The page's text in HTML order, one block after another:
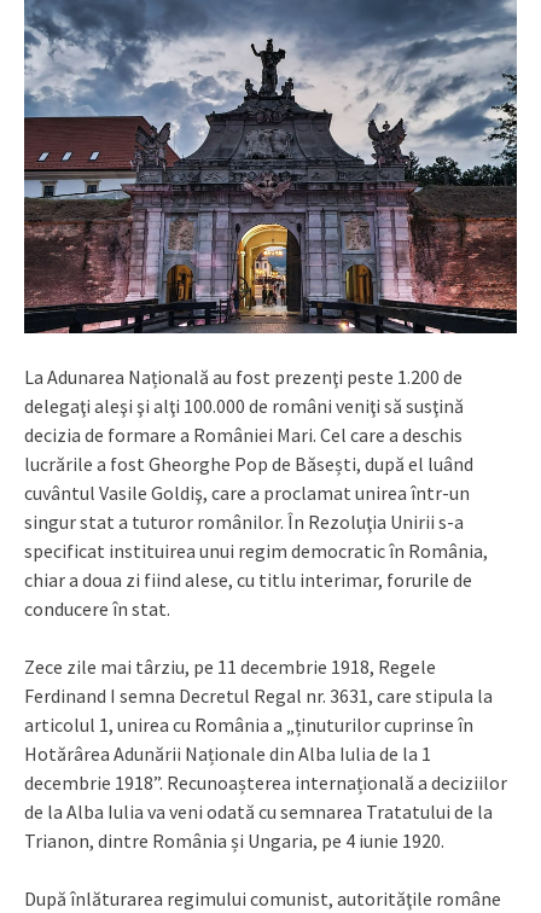
La Adunarea Națională au fost prezenţi peste 1.200 de
delegaţi aleşi şi alţi 100.000 de români veniţi să susţină
decizia de formare a României Mari. Cel care a deschis
lucrările a fost Gheorghe Pop de Băsești, după el luând
cuvântul Vasile Goldiş, care a proclamat unirea într-un
singur stat a tuturor românilor. În Rezoluţia Unirii s-a
specificat instituirea unui regim democratic în România,
chiar a doua zi fiind alese, cu titlu interimar, forurile de
conducere în stat.
Zece zile mai târziu, pe 11 decembrie 1918, Regele
Ferdinand I semna Decretul Regal nr. 3631, care stipula la
articolul 1, unirea cu România a „ținuturilor cuprinse în
Hotărârea Adunării Naționale din Alba Iulia de la 1
decembrie 1918”. Recunoașterea internațională a deciziilor
de la Alba Iulia va veni odată cu semnarea Tratatului de la
Trianon, dintre România și Ungaria, pe 4 iunie 1920.
După înlăturarea regimului comunist, autorităţile române